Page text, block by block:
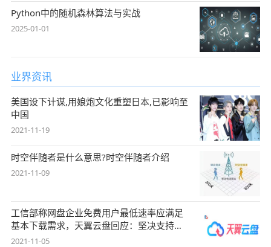
Python中的随机森林算法与实战
2025-01-01
业界资讯
美国设下计谋,用娘炮文化重塑日本,已影响至
中国
2021-11-19
时空伴随者是什么意思?时空伴随者介绍
2021-11-09
工信部称网盘企业免费用户最低速率应满足
基本下载需求，天翼云盘回应：坚决支持，
始终
2021-11-05